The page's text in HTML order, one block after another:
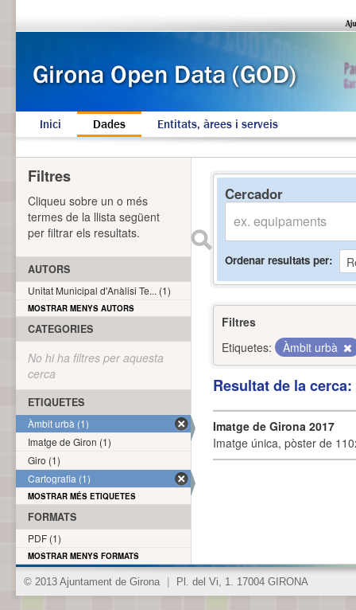
Inici Dades Entitats, àrees i serveis
Cercador
Ordenar resultats per
Filtres
Etiquetes:
Àmbit urbà
Resultat de la
Imatge de Girona 2017
Imatge única, pòster de
Filtres
Cliqueu sobre un o més
termes de la llista següent
per filtrar els resultats.
AUTORS
Unitat Municipal d'Anàlisi Te... (1)
MOSTRAR MENYS AUTORS
CATEGORIES
No hi ha filtres per aquesta
cerca
ETIQUETES
Àmbit urbà (1)
Imatge de Giron (1)
Giro (1)
Cartografia (1)
MOSTRAR MÉS ETIQUETES
FORMATS
PDF (1)
MOSTRAR MENYS FORMATS
© 2013 Ajuntament de Girona Pl. del Vi, 1. 17004 GIRONA